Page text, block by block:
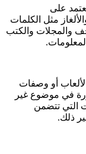
على
مثل الكلمات
والمجلات والكتب
أو وصفات
في موضوع غير
التي تتضمن
ذلك.